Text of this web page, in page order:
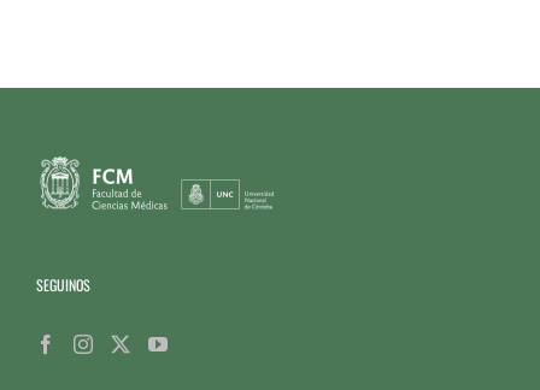
SEGUINOS